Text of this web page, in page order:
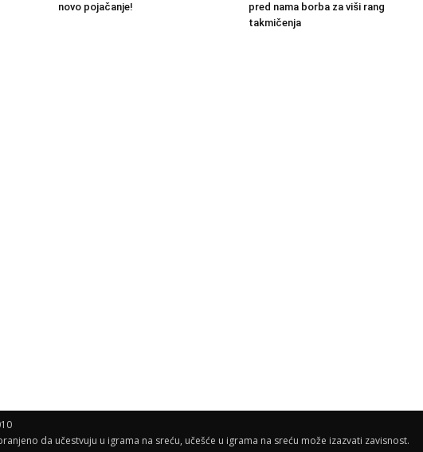
novo pojačanje!
pred nama borba za viši rang
takmičenja
da učestvuju u igrama na sreću, učešće u igrama na sreću može izazvati zavisnost.